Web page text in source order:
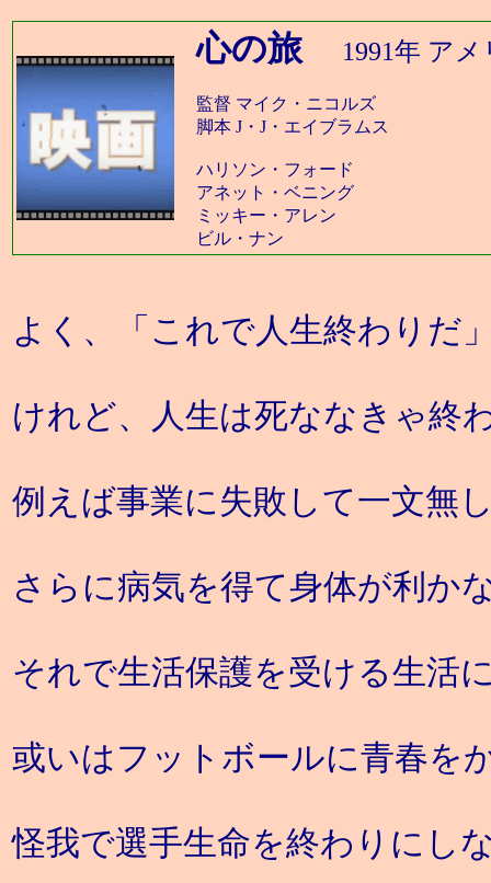
心の旅 1991年 ア
監督 マイク・ニコルズ
脚本 J・J・エイブラムス
ハリソン・フォード
アネット・ベニング
ミッキー・アレン
ビル・ナン
よく、「これで人生終わりだ
けれど、人生は死ななきゃ終
例えば事業に失敗して一文無
さらに病気を得て身体が利か
それで生活保護を受ける生活
或いはフットボールに青春を
怪我で選手生命を終わりにし